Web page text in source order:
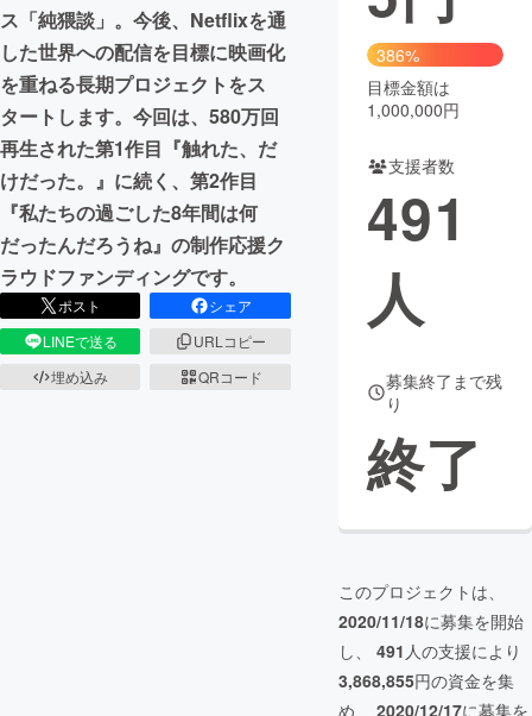
CAMPFIRE for Social Good
CAMPFIRE Creation
CAMPFIREふるさと納税
コミュニティ
ス「純猥談」。今後、Netflixを通
した世界への配信を目標に映画化
を重ねる長期プロジェクトをス
タートします。今回は、580万回
再生された第1作目『触れた、だ
けだった。』に続く、第2作目
『私たちの過ごした8年間は何
だったんだろうね』の制作応援ク
ラウドファンディングです。
ポスト
シェア
LINEで送る
URLコピー
埋め込み
QRコード
386%
目標金額は
1,000,000円
支援者数
491
人
募集終了まで残
り
終了
このプロジェクトは、
2020/11/18に募集を開始
し、 491 人の支援により
3,868,855円の資金を集
め、 2020/12/17に募集を